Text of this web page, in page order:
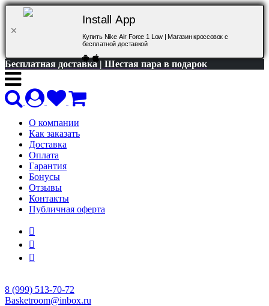
Install App
Купить Nike Air Force 1 Low | Магазин кроссовок с
бесплатной доставкой
Бесплатная доставка | Шестая пара в подарок
О компании
Как заказать
Доставка
Оплата
Гарантия
Бонусы
Отзывы
Контакты
Публичная оферта
8 (999) 513-70-72
Basketroom@inbox.ru